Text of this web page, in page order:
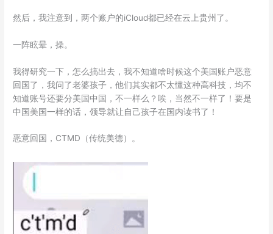
然后，我注意到，两个账户的iCloud都已经在云上贵州了。
一阵眩晕，操。
我得研究一下，怎么搞出去，我不知道啥时候这个美国账户恶意
回国了，我问了老婆孩子，他们其实都不太懂这种高科技，均不
知道账号还要分美国中国，不一样么？唉，当然不一样了！要是
中国美国一样的话，领导就让自己孩子在国内读书了！
恶意回国，CTMD（传统美德）。